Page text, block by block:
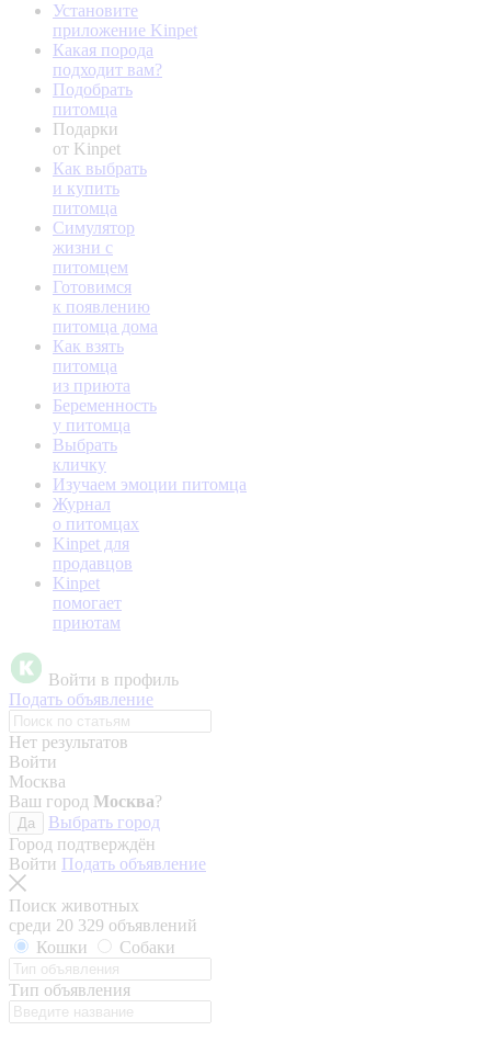
Установите
приложение Kinpet
Какая порода
подходит вам?
Подобрать
питомца
Подарки
от Kinpet
Как выбрать
и купить
питомца
Симулятор
жизни с
питомцем
Готовимся
к появлению
питомца дома
Как взять
питомца
из приюта
Беременность
у питомца
Выбрать
кличку
Изучаем эмоции питомца
Журнал
о питомцах
Kinpet для
продавцов
Kinpet
помогает
приютам
Войти в профиль
Подать объявление
Нет результатов
Войти
Москва
Ваш город Москва?
Да
Выбрать город
Город подтверждён
Войти Подать объявление
Поиск животных
среди 20 329 объявлений
Кошки
Собаки
Тип объявления